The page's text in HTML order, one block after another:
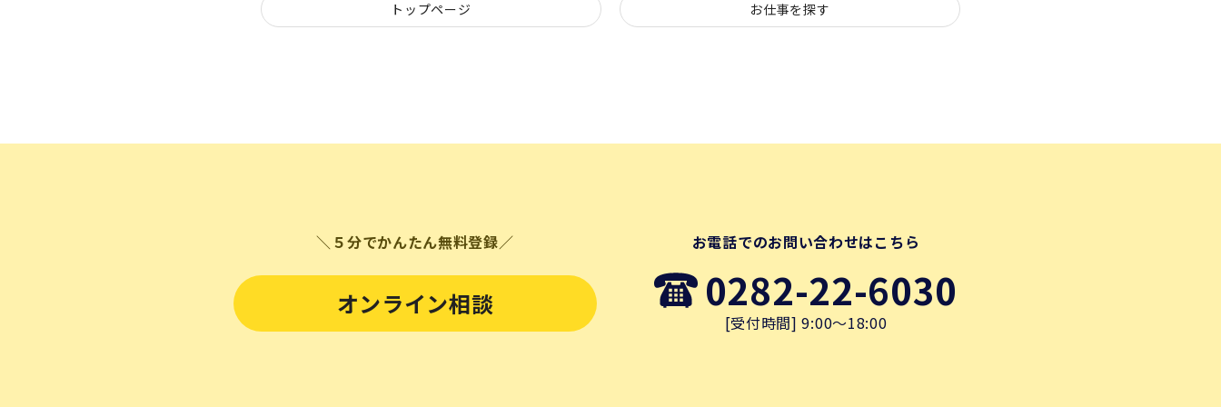
トップページ お仕事を探す
＼５分でかんたん無料登録／
オンライン相談
お電話でのお問い合わせはこちら
0282-22-6030
[受付時間] 9:00～18:00